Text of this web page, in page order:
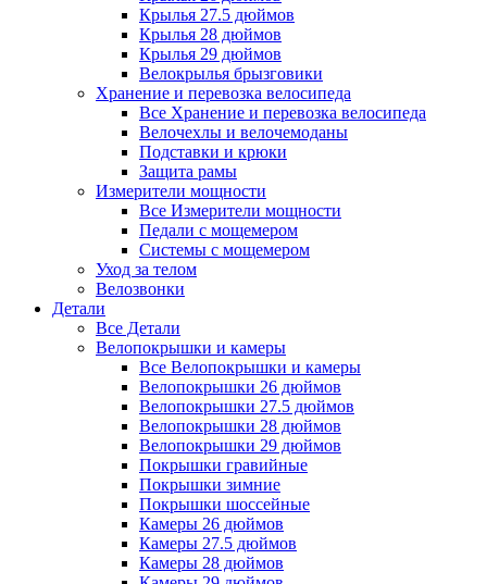
Крылья 27.5 дюймов
Крылья 28 дюймов
Крылья 29 дюймов
Велокрылья брызговики
Хранение и перевозка велосипеда
Все Хранение и перевозка велосипеда
Велочехлы и велочемоданы
Подставки и крюки
Защита рамы
Измерители мощности
Все Измерители мощности
Педали с мощемером
Системы с мощемером
Уход за телом
Велозвонки
Детали
Все Детали
Велопокрышки и камеры
Все Велопокрышки и камеры
Велопокрышки 26 дюймов
Велопокрышки 27.5 дюймов
Велопокрышки 28 дюймов
Велопокрышки 29 дюймов
Покрышки гравийные
Покрышки зимние
Покрышки шоссейные
Камеры 26 дюймов
Камеры 27.5 дюймов
Камеры 28 дюймов